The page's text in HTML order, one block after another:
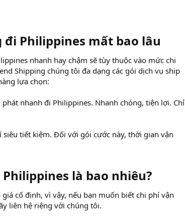
Philippines mất bao lâu​
nhanh hay chậm sẽ tùy thuộc vào mức chi
Shipping chúng tôi đa dạng các gói dịch vụ ship
lựa chọn:
nhanh đi Philippines. Nhanh chóng, tiện lợi. Chỉ
tiết kiệm. Đối với gói cước này, thời gian vận
là bao nhiêu?​
cố định, vì vậy, nếu bạn muốn biết chi phí vận
liên hệ riêng với chúng tôi.